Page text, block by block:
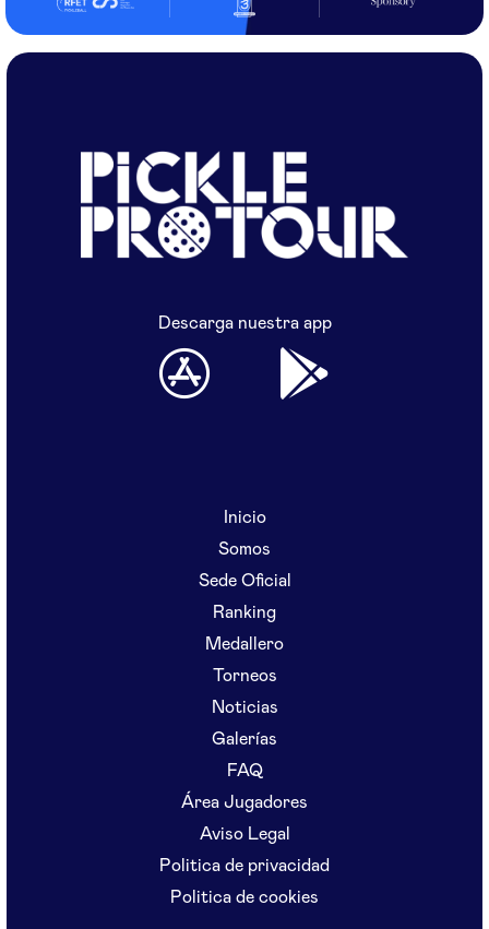
Descarga nuestra app
Inicio
Somos
Sede Oficial
Ranking
Medallero
Torneos
Noticias
Galerías
FAQ
Área Jugadores
Aviso Legal
Politica de privacidad
Politica de cookies